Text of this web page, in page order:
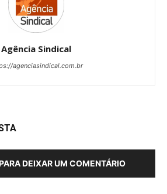
Agência Sindical
agenciasindical.com.br
DEIXAR UM COMENTÁRIO